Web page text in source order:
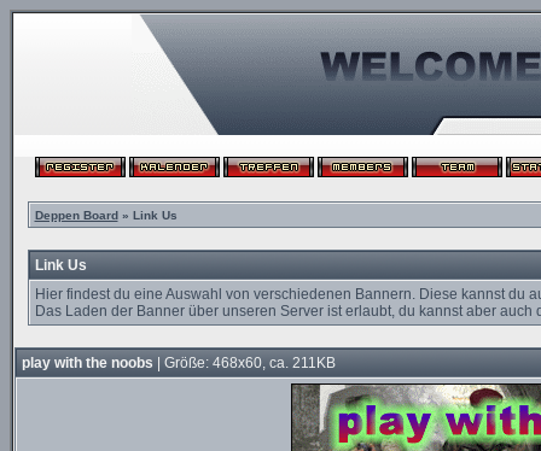
Deppen Board» Link Us
Link Us
Hier findest du eine Auswahl von verschiedenen Bannern. Diese kannst
Das Laden der Banner über unseren Server ist erlaubt, du kannst aber
play with the noobs | Größe: 468x60, ca. 211KB